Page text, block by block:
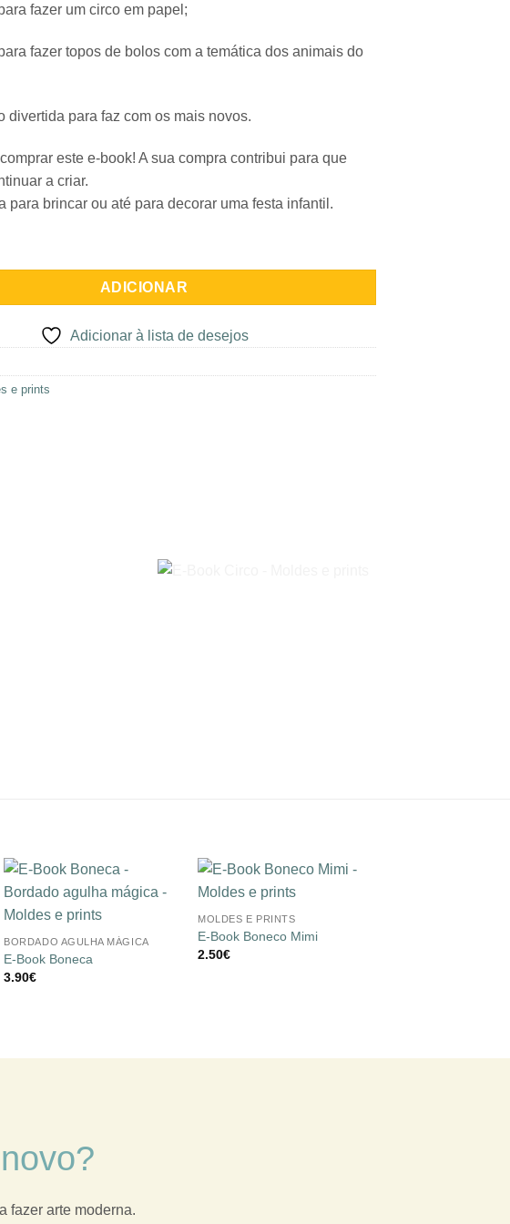
fazer um circo em papel;
fazer topos de bolos com a temática dos animais do
divertida para faz com os mais novos.
este e-book! A sua compra contribui para que
a criar.
para brincar ou até para decorar uma festa infantil.
E-Book Circo
ADICIONAR
Adicionar à lista de desejos
e prints
+
BORDADO AGULHA MÁGICA
E-Book Boneca
3.90€
desejos
+
MOLDES E PRINTS
E-Book Boneco Mimi
2.50€
fazer arte moderna.